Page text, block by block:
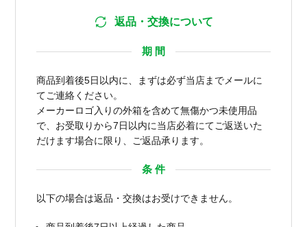
返品・交換について
期 間
商品到着後5日以内に、まずは必ず当店までメールに
てご連絡ください。
メーカーロゴ入りの外箱を含めて無傷かつ未使用品
で、お受取りから7日以内に当店必着にてご返送いた
だけます場合に限り、ご返品承ります。
条 件
以下の場合は返品・交換はお受けできません。